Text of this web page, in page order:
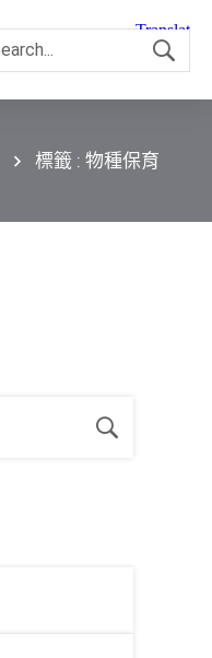
標籤 : 物種保育